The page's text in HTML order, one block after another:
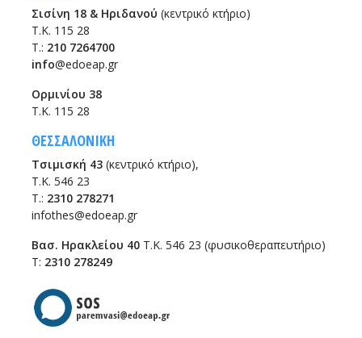
Σισίνη 18 & Ηριδανού (κεντρικό κτήριο)
Τ.Κ. 115 28
T.: 210 7264700
info@edoeap.gr
Ορμινίου 38
Τ.Κ. 115 28
ΘΕΣΣΑΛΟΝΙΚΗ
Τσιμισκή 43 (κεντρικό κτήριο),
Τ.Κ. 546 23
T.: 2310 278271
infothes@edoeap.gr
Βασ. Ηρακλείου 40 Τ.Κ. 546 23 (φυσικοθεραπευτήριο)
Τ: 2310 278249